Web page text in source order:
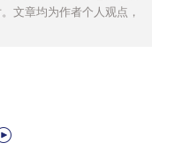
文章均为作者个人观点，